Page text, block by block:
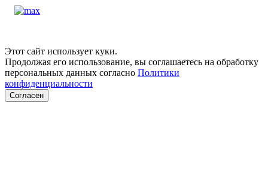
Этот сайт использует куки.
Продолжая его использование, вы соглашаетесь на обработку
персональных данных согласно Политики
конфиденциальности
Согласен